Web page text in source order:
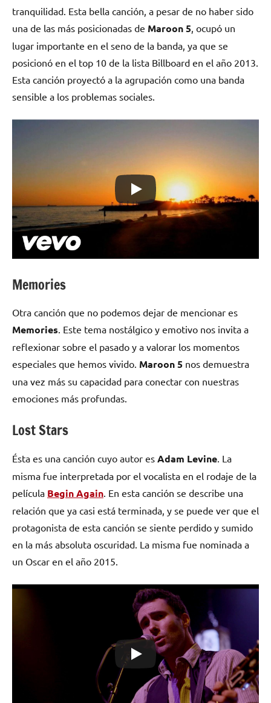
tranquilidad. Esta bella canción, a pesar de no haber sido
una de las más posicionadas de Maroon 5, ocupó un
lugar importante en el seno de la banda, ya que se
posicionó en el top 10 de la lista Billboard en el año 2013.
Esta canción proyectó a la agrupación como una banda
sensible a los problemas sociales.
Memories
Otra canción que no podemos dejar de mencionar es
Memories. Este tema nostálgico y emotivo nos invita a
reflexionar sobre el pasado y a valorar los momentos
especiales que hemos vivido. Maroon 5 nos demuestra
una vez más su capacidad para conectar con nuestras
emociones más profundas.
Lost Stars
Ésta es una canción cuyo autor es Adam Levine . La
misma fue interpretada por el vocalista en el rodaje de la
película Begin Again . En esta canción se describe una
relación que ya casi está terminada, y se puede ver que el
protagonista de esta canción se siente perdido y sumido
en la más absoluta oscuridad. La misma fue nominada a
un Oscar en el año 2015.